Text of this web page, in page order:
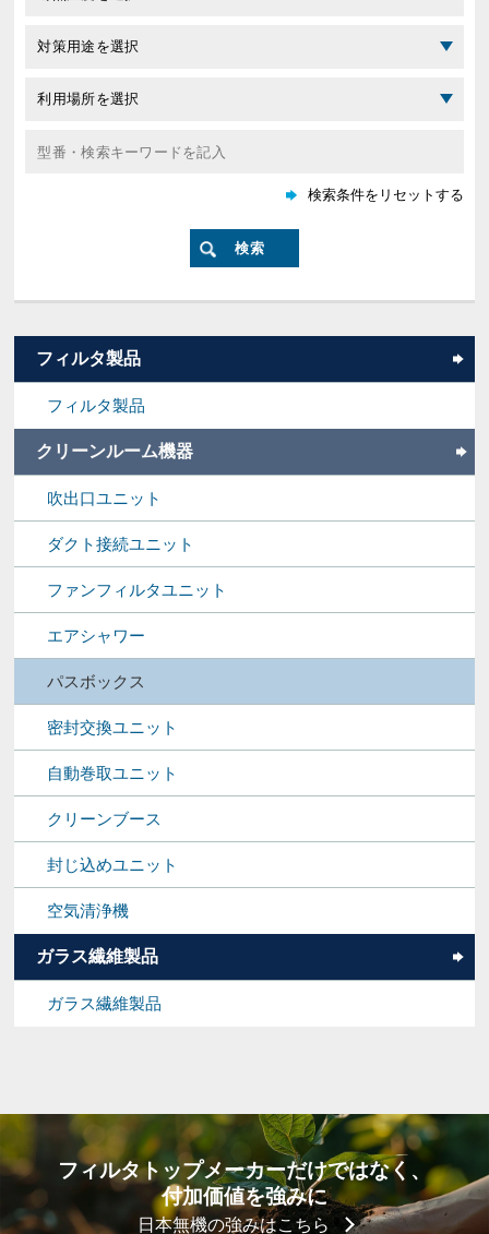
フィルタ製品
フィルタ製品
クリーンルーム機器
吹出口ユニット
ダクト接続ユニット
ファンフィルタユニット
エアシャワー
パスボックス
密封交換ユニット
自動巻取ユニット
クリーンブース
封じ込めユニット
空気清浄機
ガラス繊維製品
ガラス繊維製品
フィルタトップメーカーだけではなく、
付加価値を強みに
日本無機の強みはこちら